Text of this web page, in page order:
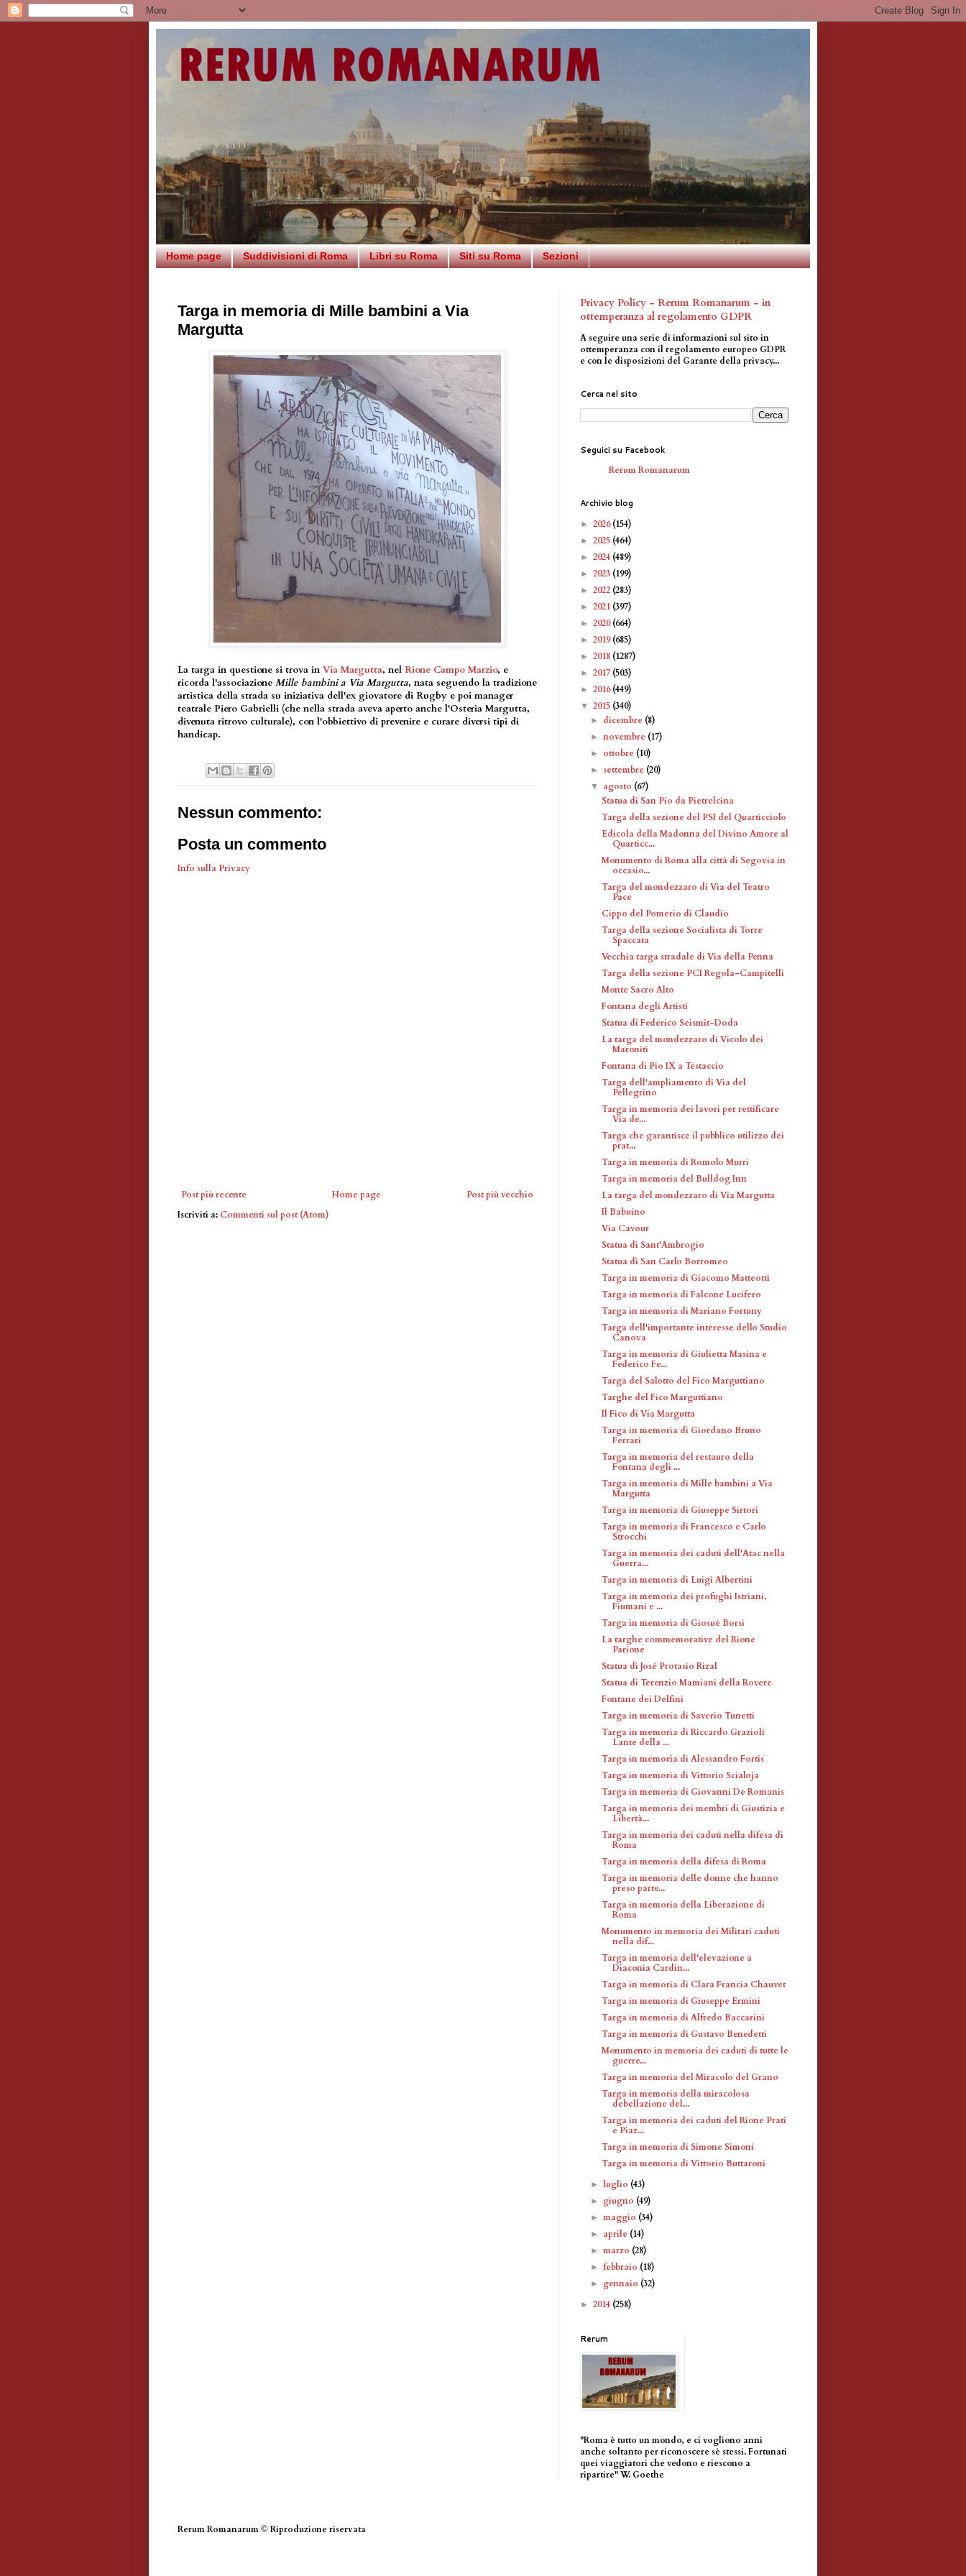
Home page Suddivisioni di Roma Libri su Roma Siti su Roma Sezioni
Targa in memoria di Mille bambini a Via
Margutta
La targa in questione si trova in Via Margutta, nel Rione Campo Marzio, e
ricorda l'associazione Mille bambini a Via Margutta, nata seguendo la tradizione
artistica della strada su iniziativa dell'ex giovatore di Rugby e poi manager
teatrale Piero Gabrielli (che nella strada aveva aperto anche l'Osteria Margutta,
divenuta ritrovo culturale), con l'obbiettivo di prevenire e curare diversi tipi di
handicap.
Nessun commento:
Posta un commento
Info sulla Privacy
Post più recente Post più vecchio
Home page
Iscriviti a: Commenti sul post (Atom)
Privacy Policy - Rerum Romanarum - in
ottemperanza al regolamento GDPR
A seguire una serie di informazioni sul sito in
ottemperanza con il regolamento europeo GDPR
e con le disposizioni del Garante della privacy...
Cerca nel sito
Seguici su Facebook
Rerum Romanarum
Archivio blog
► 2026(154)
► 2025 (464)
► 2024 (489)
► 2023 (199)
► 2022 (283)
► 2021 (397)
► 2020(664)
► 2019(685)
► 2018 (1287)
► 2017 (503)
► 2016(449)
▼ 2015 (340)
► dicembre (8)
►novembre (17)
► ottobre (10)
► settembre (20)
▼ agosto (67)
Statua di San Pio da Pietrelcina
Targa della sezione del PSI del Quarticciolo
Edicola della Madonna del Divino Amore al
Quarticc...
Monumento di Roma alla città di Segovia in
occasio...
Targa del mondezzaro di Via del Teatro
Pace
Cippo del Pomerio di Claudio
Targa della sezione Socialista di Torre
Spaccata
Vecchia targa stradale di Via della Penna
Targa della sezione PCI Regola-Campitelli
Monte Sacro Alto
Fontana degli Artisti
Statua di Federico Seismit-Doda
La targa del mondezzaro di Vicolo dei
Maroniti
Fontana di Pio IX a Testaccio
Targa dell'ampliamento di Via del
Pellegrino
Targa in memoria dei lavori per rettificare
Via de...
Targa che garantisce il pubblico utilizzo dei
prat...
Targa in memoria di Romolo Murri
Targa in memoria del Bulldog Inn
La targa del mondezzaro di Via Margutta
Il Babuino
Via Cavour
Statua di Sant'Ambrogio
Statua di San Carlo Borromeo
Targa in memoria di Giacomo Matteotti
Targa in memoria di Falcone Lucifero
Targa in memoria di Mariano Fortuny
Targa dell'importante interesse dello Studio
Canova
Targa in memoria di Giulietta Masina e
Federico Fe...
Targa del Salotto del Fico Marguttiano
Targhe del Fico Marguttiano
Il Fico di Via Margutta
Targa in memoria di Giordano Bruno
Ferrari
Targa in memoria del restauro della
Fontana degli ...
Targa in memoria di Mille bambini a Via
Margutta
Targa in memoria di Giuseppe Sirtori
Targa in memoria di Francesco e Carlo
Strocchi
Targa in memoria dei caduti dell'Atac nella
Guerra...
Targa in memoria di Luigi Albertini
Targa in memoria dei profughi Istriani,
Fiumani e ...
Targa in memoria di Giosuè Borsi
La targhe commemorative del Rione
Parione
Statua di José Protasio Rizal
Statua di Terenzio Mamiani della Rovere
Fontane dei Delfini
Targa in memoria di Saverio Tunetti
Targa in memoria di Riccardo Grazioli
Lante della ...
Targa in memoria di Alessandro Fortis
Targa in memoria di Vittorio Scialoja
Targa in memoria di Giovanni De Romanis
Targa in memoria dei membri di Giustizia e
Libertà...
Targa in memoria dei caduti nella difesa di
Roma
Targa in memoria della difesa di Roma
Targa in memoria delle donne che hanno
preso parte...
Targa in memoria della Liberazione di
Roma
Monumento in memoria dei Militari caduti
nella dif...
Targa in memoria dell'elevazione a
Diaconia Cardin...
Targa in memoria di Clara Francia Chauvet
Targa in memoria di Giuseppe Ermini
Targa in memoria di Alfredo Baccarini
Targa in memoria di Gustavo Benedetti
Monumento in memoria dei caduti di tutte le
guerre...
Targa in memoria del Miracolo del Grano
Targa in memoria della miracolosa
debellazione del...
Targa in memoria dei caduti del Rione Prati
e Piaz...
Targa in memoria di Simone Simoni
Targa in memoria di Vittorio Buttaroni
►luglio (43)
► giugno (49)
►maggio (34)
► aprile (14)
►marzo (28)
►febbraio (18)
► gennaio (32)
► 2014 (258)
Rerum
"Roma è tutto un mondo, e ci vogliono anni
anche soltanto per riconoscere sè stessi. Fortunati
quei viaggiatori che vedono e riescono a
ripartire" W. Goethe
Rerum Romanarum © Riproduzione riservata